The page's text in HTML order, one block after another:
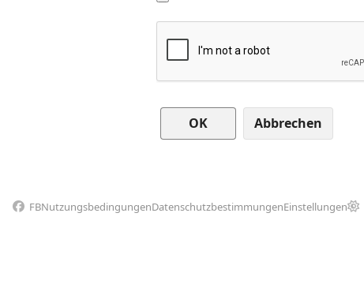
Abbrechen
FBNutzungsbedingungenDatenschutzbestimmungenEinstellungen